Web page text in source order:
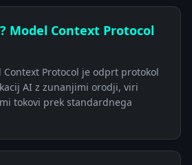
Model Context Protocol
Context Protocol je odprt protokol
AI z zunanjimi orodji, viri
tokovi prek standardnega